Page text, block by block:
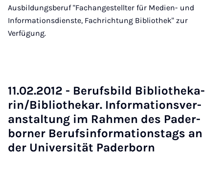
Ausbildungsberuf "Fachangestellter für Medien- und
Informationsdienste, Fachrichtung Bibliothek" zur
Verfügung.
11.02.2012 - Be­rufs­bild Bi­blio­the­ka­
rin/Bi­blio­the­kar. In­for­ma­ti­ons­ver­
an­stal­tung im Rah­men des Pa­der­
bor­ner Be­rufs­in­for­ma­ti­ons­tags an
der Uni­ver­si­tät Pa­der­born